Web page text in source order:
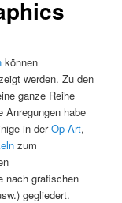
können
werden. Zu den
ganze Reihe
Anregungen habe
in derOp-Art,
zum
nach grafischen
gegliedert.